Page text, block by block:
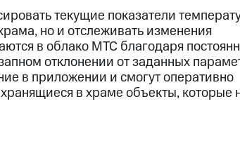
текущие показатели
но и отслеживать изменения
в облако МТС благодаря
отклонении от заданных
в приложении и смогут оперативно
в храме объекты, которые